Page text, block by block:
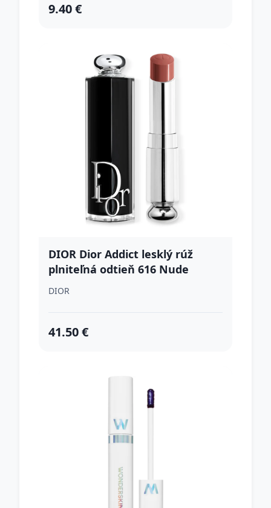
9.40 €
DIOR Dior Addict lesklý rúž
plniteľná odtieň 616 Nude
Mitzah 3.2 g
DIOR
41.50 €